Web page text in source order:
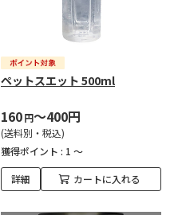
ペットスエット 500ml
160円～400円
(送料別・税込)
獲得ポイント : 1 ～
詳細 カートに入れる